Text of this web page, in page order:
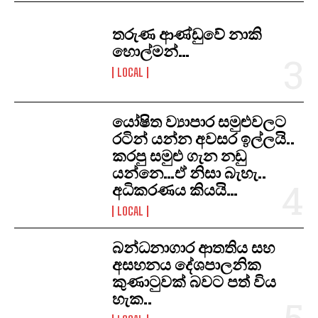
තරුණ ආණ්ඩුවේ නාකි
හොල්මන්…
LOCAL
යෝෂිත ව්‍යාපාර සමුළුවලට
රටින් යන්න අවසර ඉල්ලයි..
කරපු සමුළු ගැන නඩු
යන්නෙ…ඒ නිසා බැහැ..
අධිකරණය කියයි…
LOCAL
​බන්ධනාගාර ආතතිය සහ
අසහනය දේශපාලනික
කුණාටුවක් බවට පත් විය
හැක..